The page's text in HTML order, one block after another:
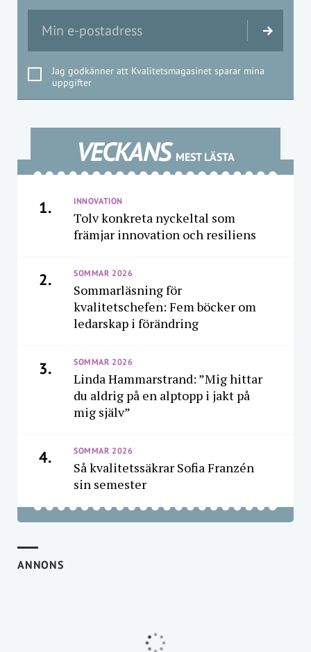
Jag godkänner att Kvalitetsmagasinet sparar mina
uppgifter
VECKANS MEST LÄSTA
1. INNOVATION
Tolv konkreta nyckeltal som
främjar innovation och resiliens
2. SOMMAR 2026
Sommarläsning för
kvalitetschefen: Fem böcker om
ledarskap i förändring
3. SOMMAR 2026
Linda Hammarstrand: ”Mig hittar
du aldrig på en alptopp i jakt på
mig själv”
4. SOMMAR 2026
Så kvalitetssäkrar Sofia Franzén
sin semester
ANNONS